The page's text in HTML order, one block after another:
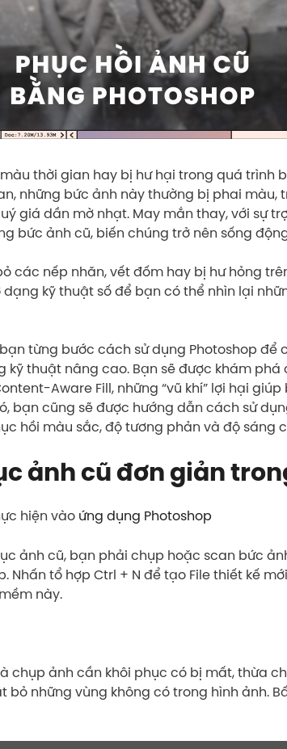
thời gian hay bị hư hại trong quá trình
những bức ảnh này thường bị phai màu,
giá dần mờ nhạt. May mắn thay, với sự
bức ảnh cũ, biến chúng trở nên sống
các nếp nhăn, vết đốm hay bị hư hỏng
kỹ thuật số để bạn có thể nhìn lại
từng bước cách sử dụng Photoshop để
kỹ thuật nâng cao. Bạn sẽ được khám phá
Aware Fill, những “vũ khí” lợi hại
bạn cũng sẽ được hướng dẫn cách sử
hồi màu sắc, độ tương phản và độ sáng
ảnh cũ đơn giản
hiện vào ứng dụng Photoshop
ảnh cũ, bạn phải chụp hoặc scan bức
Nhấn tổ hợp Ctrl + N để tạo File thiết kế
này.
chụp ảnh cần khôi phục có bị mất, thừa
bỏ những vùng không có trong hình ảnh.